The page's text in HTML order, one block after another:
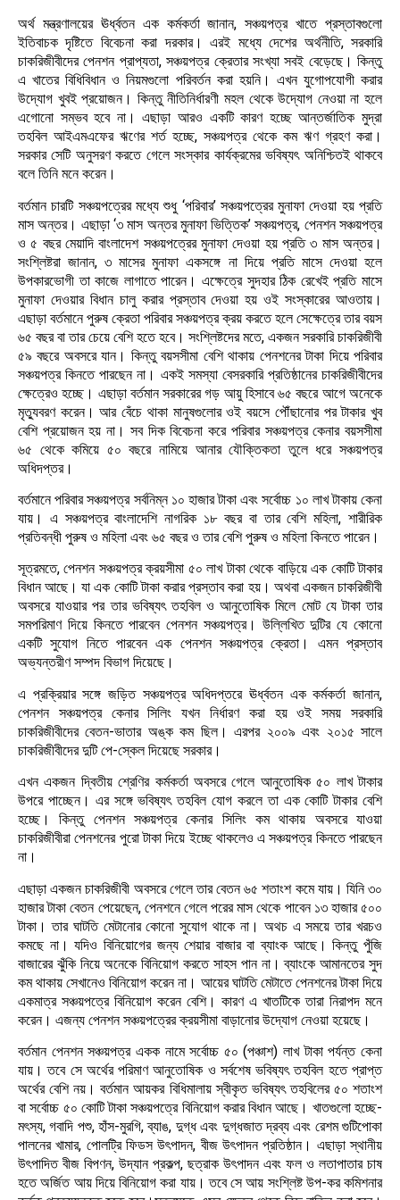
অর্থ মন্ত্রণালয়ের ঊর্ধ্বতন এক কর্মকর্তা জানান, সঞ্চয়পত্র খাতে প্রস্তাবগুলো
ইতিবাচক দৃষ্টিতে বিবেচনা করা দরকার। এরই মধ্যে দেশের অর্থনীতি, সরকারি
চাকরিজীবীদের পেনশন প্রাপ্যতা, সঞ্চয়পত্র ক্রেতার সংখ্যা সবই বেড়েছে। কিন্তু
এ খাতের বিধিবিধান ও নিয়মগুলো পরিবর্তন করা হয়নি। এখন যুগোপযোগী করার
উদ্যোগ খুবই প্রয়োজন। কিন্তু নীতিনির্ধারণী মহল থেকে উদ্যোগ নেওয়া না হলে
এগোনো সম্ভব হবে না। এছাড়া আরও একটি কারণ হচ্ছে আন্তর্জাতিক মুদ্রা
তহবিল আইএমএফের ঋণের শর্ত হচ্ছে, সঞ্চয়পত্র থেকে কম ঋণ গ্রহণ করা।
সরকার সেটি অনুসরণ করতে গেলে সংস্কার কার্যক্রমের ভবিষ্যৎ অনিশ্চিতই থাকবে
বলে তিনি মনে করেন।
বর্তমান চারটি সঞ্চয়পত্রের মধ্যে শুধু ‘পরিবার’ সঞ্চয়পত্রের মুনাফা দেওয়া হয় প্রতি
মাস অন্তর। এছাড়া ‘৩ মাস অন্তর মুনাফা ভিত্তিক’ সঞ্চয়পত্র, পেনশন সঞ্চয়পত্র
ও ৫ বছর মেয়াদি বাংলাদেশ সঞ্চয়পত্রের মুনাফা দেওয়া হয় প্রতি ৩ মাস অন্তর।
সংশ্লিষ্টরা জানান, ৩ মাসের মুনাফা একসঙ্গে না দিয়ে প্রতি মাসে দেওয়া হলে
উপকারভোগী তা কাজে লাগাতে পারেন। এক্ষেত্রে সুদহার ঠিক রেখেই প্রতি মাসে
মুনাফা দেওয়ার বিধান চালু করার প্রস্তাব দেওয়া হয় ওই সংস্কারের আওতায়।
এছাড়া বর্তমানে পুরুষ ক্রেতা পরিবার সঞ্চয়পত্র ক্রয় করতে হলে সেক্ষেত্রে তার বয়স
৬৫ বছর বা তার চেয়ে বেশি হতে হবে। সংশ্লিষ্টদের মতে, একজন সরকারি চাকরিজীবী
৫৯ বছরে অবসরে যান। কিন্তু বয়সসীমা বেশি থাকায় পেনশনের টাকা দিয়ে পরিবার
সঞ্চয়পত্র কিনতে পারছেন না। একই সমস্যা বেসরকারি প্রতিষ্ঠানের চাকরিজীবীদের
ক্ষেত্রেও হচ্ছে। এছাড়া বর্তমান সরকারের গড় আয়ু হিসাবে ৬৫ বছরে আগে অনেকে
মৃত্যুবরণ করেন। আর বেঁচে থাকা মানুষগুলোর ওই বয়সে পৌঁছানোর পর টাকার খুব
বেশি প্রয়োজন হয় না। সব দিক বিবেচনা করে পরিবার সঞ্চয়পত্র কেনার বয়সসীমা
৬৫ থেকে কমিয়ে ৫০ বছরে নামিয়ে আনার যৌক্তিকতা তুলে ধরে সঞ্চয়পত্র
অধিদপ্তর।
বর্তমানে পরিবার সঞ্চয়পত্র সর্বনিম্ন ১০ হাজার টাকা এবং সর্বোচ্চ ১০ লাখ টাকায় কেনা
যায়। এ সঞ্চয়পত্র বাংলাদেশি নাগরিক ১৮ বছর বা তার বেশি মহিলা, শারীরিক
প্রতিবন্ধী পুরুষ ও মহিলা এবং ৬৫ বছর ও তার বেশি পুরুষ ও মহিলা কিনতে পারেন।
সূত্রমতে, পেনশন সঞ্চয়পত্র ক্রয়সীমা ৫০ লাখ টাকা থেকে বাড়িয়ে এক কোটি টাকার
বিধান আছে। যা এক কোটি টাকা করার প্রস্তাব করা হয়। অথবা একজন চাকরিজীবী
অবসরে যাওয়ার পর তার ভবিষ্যৎ তহবিল ও আনুতোষিক মিলে মোট যে টাকা তার
সমপরিমাণ দিয়ে কিনতে পারবেন পেনশন সঞ্চয়পত্র। উল্লিখিত দুটির যে কোনো
একটি সুযোগ নিতে পারবেন এক পেনশন সঞ্চয়পত্র ক্রেতা। এমন প্রস্তাব
অভ্যন্তরীণ সম্পদ বিভাগ দিয়েছে।
এ প্রক্রিয়ার সঙ্গে জড়িত সঞ্চয়পত্র অধিদপ্তরে ঊর্ধ্বতন এক কর্মকর্তা জানান,
পেনশন সঞ্চয়পত্র কেনার সিলিং যখন নির্ধারণ করা হয় ওই সময় সরকারি
চাকরিজীবীদের বেতন-ভাতার অঙ্ক কম ছিল। এরপর ২০০৯ এবং ২০১৫ সালে
চাকরিজীবীদের দুটি পে-স্কেল দিয়েছে সরকার।
এখন একজন দ্বিতীয় শ্রেণির কর্মকর্তা অবসরে গেলে আনুতোষিক ৫০ লাখ টাকার
উপরে পাচ্ছেন। এর সঙ্গে ভবিষ্যৎ তহবিল যোগ করলে তা এক কোটি টাকার বেশি
হচ্ছে। কিন্তু পেনশন সঞ্চয়পত্র কেনার সিলিং কম থাকায় অবসরে যাওয়া
চাকরিজীবীরা পেনশনের পুরো টাকা দিয়ে ইচ্ছে থাকলেও এ সঞ্চয়পত্র কিনতে পারছেন
না।
এছাড়া একজন চাকরিজীবী অবসরে গেলে তার বেতন ৬৫ শতাংশ কমে যায়। যিনি ৩০
হাজার টাকা বেতন পেয়েছেন, পেনশনে গেলে পরের মাস থেকে পাবেন ১৩ হাজার ৫০০
টাকা। তার ঘাটতি মেটানোর কোনো সুযোগ থাকে না। অথচ এ সময়ে তার খরচও
কমছে না। যদিও বিনিয়োগের জন্য শেয়ার বাজার বা ব্যাংক আছে। কিন্তু পুঁজি
বাজারের ঝুঁকি নিয়ে অনেকে বিনিয়োগ করতে সাহস পান না। ব্যাংকে আমানতের সুদ
কম থাকায় সেখানেও বিনিয়োগ করেন না। আয়ের ঘাটতি মেটাতে পেনশনের টাকা দিয়ে
একমাত্র সঞ্চয়পত্রে বিনিয়োগ করেন বেশি। কারণ এ খাতটিকে তারা নিরাপদ মনে
করেন। এজন্য পেনশন সঞ্চয়পত্রের ক্রয়সীমা বাড়ানোর উদ্যোগ নেওয়া হয়েছে।
বর্তমান পেনশন সঞ্চয়পত্র একক নামে সর্বোচ্চ ৫০ (পঞ্চাশ) লাখ টাকা পর্যন্ত কেনা
যায়। তবে সে অর্থের পরিমাণ আনুতোষিক ও সর্বশেষ ভবিষ্যৎ তহবিল হতে প্রাপ্ত
অর্থের বেশি নয়। বর্তমান আয়কর বিধিমালায় স্বীকৃত ভবিষ্যৎ তহবিলের ৫০ শতাংশ
বা সর্বোচ্চ ৫০ কোটি টাকা সঞ্চয়পত্রে বিনিয়োগ করার বিধান আছে। খাতগুলো হচ্ছে-
মৎস্য, গবাদি পশু, হাঁস-মুরগি, ব্যাঙ, দুগ্ধ এবং দুগ্ধজাত দ্রব্য এবং রেশম গুটিপোকা
পালনের খামার, পোলট্রি ফিডস উৎপাদন, বীজ উৎপাদন প্রতিষ্ঠান। এছাড়া স্থানীয়
উৎপাদিত বীজ বিপণন, উদ্যান প্রকল্প, ছত্রাক উৎপাদন এবং ফল ও লতাপাতার চাষ
হতে অর্জিত আয় দিয়ে বিনিয়োগ করা যায়। তবে সে আয় সংশ্লিষ্ট উপ-কর কমিশনার